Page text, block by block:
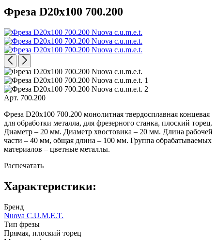
Фреза D20x100 700.200
Арт. 700.200
Фреза D20x100 700.200 монолитная твердосплавная концевая
для обработки металла, для фрезерного станка, плоский торец.
Диаметр – 20 мм. Диаметр хвостовика – 20 мм. Длина рабочей
части – 40 мм, общая длина – 100 мм. Группа обрабатываемых
материалов – цветные металлы.
Распечатать
Характеристики:
Бренд
Nuova C.U.M.E.T.
Тип фрезы
Прямая, плоский торец